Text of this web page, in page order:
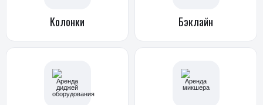
Колонки Бэклайн